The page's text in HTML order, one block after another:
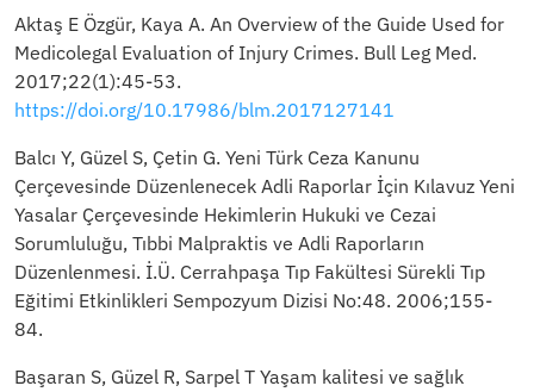
Aktaş E Özgür, Kaya A. An Overview of the Guide Used for
Medicolegal Evaluation of Injury Crimes. Bull Leg Med.
2017;22(1):45-53.
https://doi.org/10.17986/blm.2017127141
Balcı Y, Güzel S, Çetin G. Yeni Türk Ceza Kanunu
Çerçevesinde Düzenlenecek Adli Raporlar İçin Kılavuz Yeni
Yasalar Çerçevesinde Hekimlerin Hukuki ve Cezai
Sorumluluğu, Tıbbi Malpraktis ve Adli Raporların
Düzenlenmesi. İ.Ü. Cerrahpaşa Tıp Fakültesi Sürekli Tıp
Eğitimi Etkinlikleri Sempozyum Dizisi No:48. 2006;155-
84.
Başaran S, Güzel R, Sarpel T Yaşam kalitesi ve sağlık